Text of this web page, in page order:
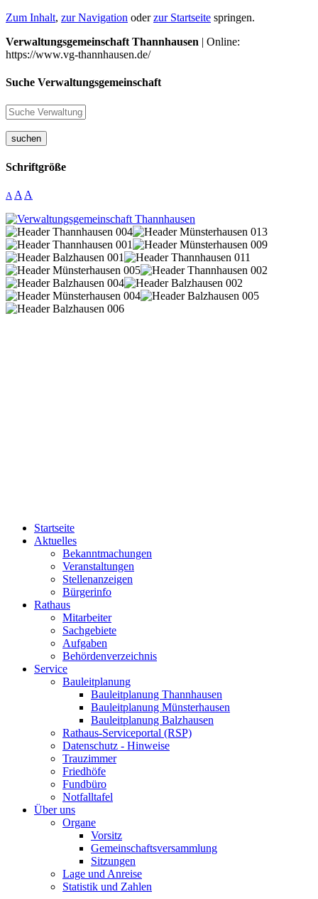
Zum Inhalt, zur Navigation oderzur Startseite springen.
Verwaltungsgemeinschaft Thannhausen | Online:
https://www.vg-thannhausen.de/
Suche Verwaltungsgemeinschaft
suchen
Schriftgröße
A A A
Startseite
Aktuelles
Bekanntmachungen
Veranstaltungen
Stellenanzeigen
Bürgerinfo
Rathaus
Mitarbeiter
Sachgebiete
Aufgaben
Behördenverzeichnis
Service
Bauleitplanung
Bauleitplanung Thannhausen
Bauleitplanung Münsterhausen
Bauleitplanung Balzhausen
Rathaus-Serviceportal (RSP)
Datenschutz - Hinweise
Trauzimmer
Friedhöfe
Fundbüro
Notfalltafel
Über uns
Organe
Vorsitz
Gemeinschaftsversammlung
Sitzungen
Lage und Anreise
Statistik und Zahlen